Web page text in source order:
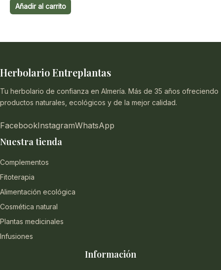
original
era:
actual
es:
Añadir al carrito
Herbolario Entreplantas
Tu herbolario de confianza en Almería. Más de 35 años ofreciendo
productos naturales, ecológicos y de la mejor calidad.
FacebookInstagramWhatsApp
Nuestra tienda
Complementos
Fitoterapia
Alimentación ecológica
Cosmética natural
Plantas medicinales
Infusiones
Información